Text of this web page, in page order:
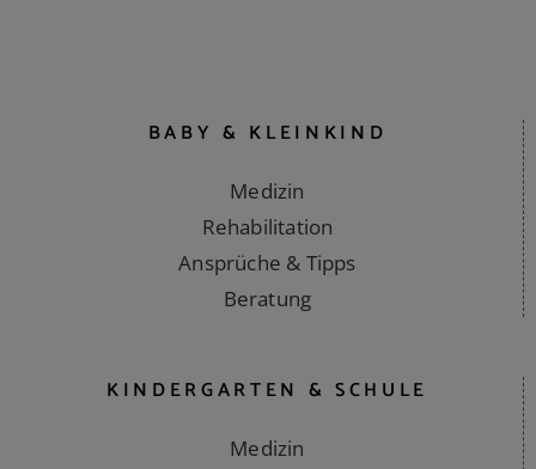
BABY & KLEINKIND
Medizin
Rehabilitation
KINDERGARTEN & SCHULE